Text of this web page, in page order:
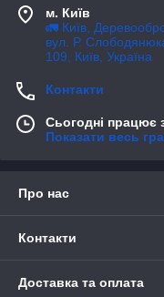
числі мила, а також
целюлозно-
промисловості. У
для виготовлення
Як щілинний
хімічної
в гальванічних
Використовується
відходів від
м. Київ
🚛 Київ,
вул. Р.
109, Київ, Україна
Контакти
Сьогодні працює
Показати весь
Про нас
Контакти
Доставка та оплата